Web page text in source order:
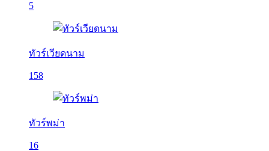
5
ทัวร์เวียดนาม
158
ทัวร์พม่า
16